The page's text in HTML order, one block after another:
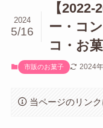
【
ー・コ
コ・お
2024
5/16
市販のお菓子 2024
当ページのリン